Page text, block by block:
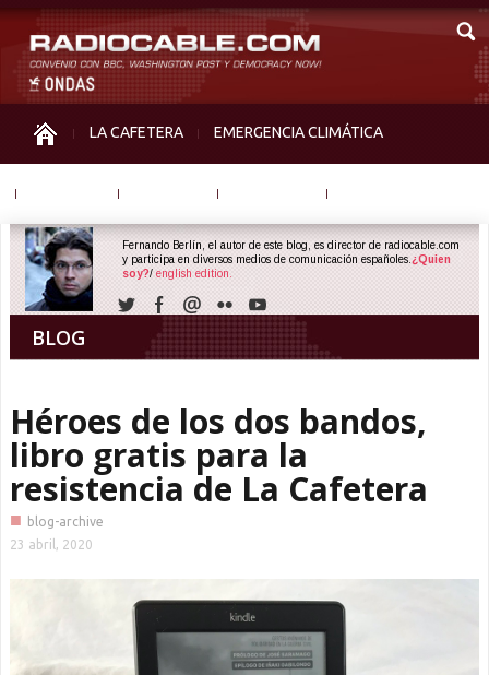
LA CAFETERA EMERGENCIA CLIMÁTICA
BLOG
Fernando Berlín, el autor de este blog, es director de radiocable.com
y participa en diversos medios de comunicación españoles. ¿Quien
soy?/ english edition.
Héroes de los dos bandos,
libro gratis para la
resistencia de La Cafetera
■
blog-archive
23 abril, 2020